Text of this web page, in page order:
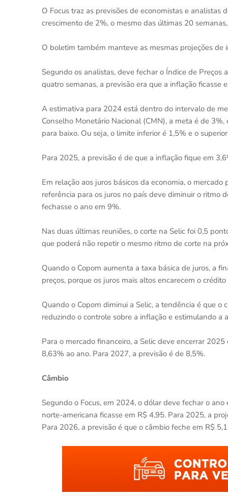
O Focus traz as previsões de economistas e
crescimento de 2%, o mesmo das últimas 20
O boletim também manteve as mesmas projeções de
Segundo os analistas, deve fechar o Índice de
quatro semanas, a previsão era que a inflação ficasse
A estimativa para 2024 está dentro do intervalo de
Conselho Monetário Nacional (CMN), a meta é de
para baixo. Ou seja, o limite inferior é 1,5% e o
Para 2025, a previsão é de que a inflação fique em
Em relação aos juros básicos da economia, o
referência para os juros no país deve diminuir o ritmo
fechasse o ano em 9%.
Nas duas últimas reuniões, o corte na Selic foi 0,5
que poderá não repetir o mesmo ritmo de corte na
Quando o Copom aumenta a taxa básica de juros, a
preços, porque os juros mais altos encarecem o
Quando o Copom diminui a Selic, a tendência é que
reduzindo o controle sobre a inflação e estimulando a
Para o mercado financeiro, a Selic deve encerrar
8,63% ao ano. Para 2027, a previsão é de 8,5%.
Câmbio
Segundo o Focus, em 2024, o dólar deve fechar o
norte-americana ficasse em R$ 4,95. Para 2025, a
Para 2026, a previsão é que o câmbio feche em R$